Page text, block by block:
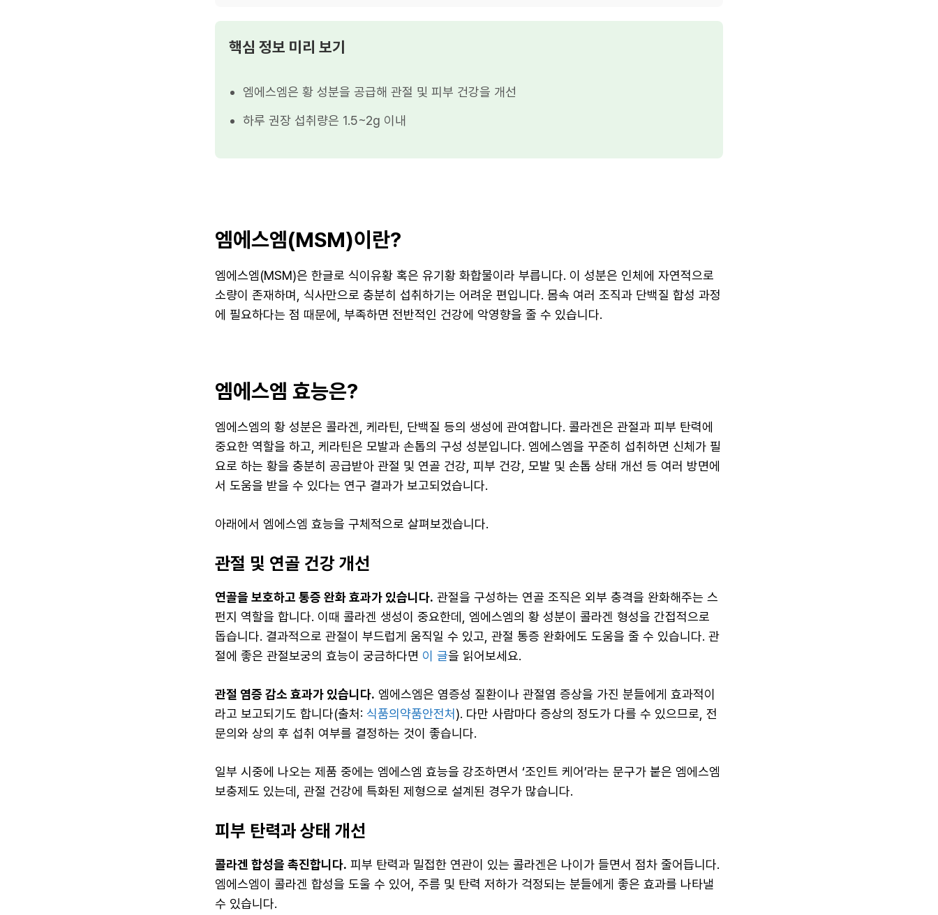
핵심 정보 미리 보기
엠에스엠은 황 성분을 공급해 관절 및 피부 건강을 개선
하루 권장 섭취량은 1.5~2g 이내
엠에스엠(MSM)이란?
엠에스엠(MSM)은 한글로 식이유황 혹은 유기황 화합물이라 부릅니다. 이 성분은 인체에 자연적으로
소량이 존재하며, 식사만으로 충분히 섭취하기는 어려운 편입니다. 몸속 여러 조직과 단백질 합성 과정
에 필요하다는 점 때문에, 부족하면 전반적인 건강에 악영향을 줄 수 있습니다.
엠에스엠 효능은?
엠에스엠의 황 성분은 콜라겐, 케라틴, 단백질 등의 생성에 관여합니다. 콜라겐은 관절과 피부 탄력에
중요한 역할을 하고, 케라틴은 모발과 손톱의 구성 성분입니다. 엠에스엠을 꾸준히 섭취하면 신체가 필
요로 하는 황을 충분히 공급받아 관절 및 연골 건강, 피부 건강, 모발 및 손톱 상태 개선 등 여러 방면에
서 도움을 받을 수 있다는 연구 결과가 보고되었습니다.
아래에서 엠에스엠 효능을 구체적으로 살펴보겠습니다.
관절 및 연골 건강 개선
연골을 보호하고 통증 완화 효과가 있습니다. 관절을 구성하는 연골 조직은 외부 충격을 완화해주는 스
펀지 역할을 합니다. 이때 콜라겐 생성이 중요한데, 엠에스엠의 황 성분이 콜라겐 형성을 간접적으로
돕습니다. 결과적으로 관절이 부드럽게 움직일 수 있고, 관절 통증 완화에도 도움을 줄 수 있습니다. 관
절에 좋은 관절보궁의 효능이 궁금하다면 이 글을 읽어보세요.
관절 염증 감소 효과가 있습니다. 엠에스엠은 염증성 질환이나 관절염 증상을 가진 분들에게 효과적이
라고 보고되기도 합니다(출처: 식품의약품안전처 ). 다만 사람마다 증상의 정도가 다를 수 있으므로, 전
문의와 상의 후 섭취 여부를 결정하는 것이 좋습니다.
일부 시중에 나오는 제품 중에는 엠에스엠 효능을 강조하면서 ‘조인트 케어’라는 문구가 붙은 엠에스엠
보충제도 있는데, 관절 건강에 특화된 제형으로 설계된 경우가 많습니다.
피부 탄력과 상태 개선
콜라겐 합성을 촉진합니다. 피부 탄력과 밀접한 연관이 있는 콜라겐은 나이가 들면서 점차 줄어듭니다.
엠에스엠이 콜라겐 합성을 도울 수 있어, 주름 및 탄력 저하가 걱정되는 분들에게 좋은 효과를 나타낼
수 있습니다.